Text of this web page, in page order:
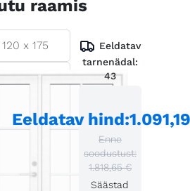
raamis
120 x175
Eeldatav
tarnenädal:
43
Eeldatav hind:
Enne
soodustust:
1.818,65 €
Säästad